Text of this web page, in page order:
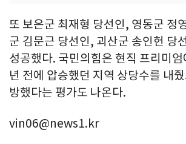
또 보은군 최재형 당선인, 영동군 정
군 김문근 당선인, 괴산군 송인헌 당
성공했다. 국민의힘은 현직 프리미
년 전에 압승했던 지역 상당수를 내
방했다는 평가도 나온다.
vin06@news1.kr